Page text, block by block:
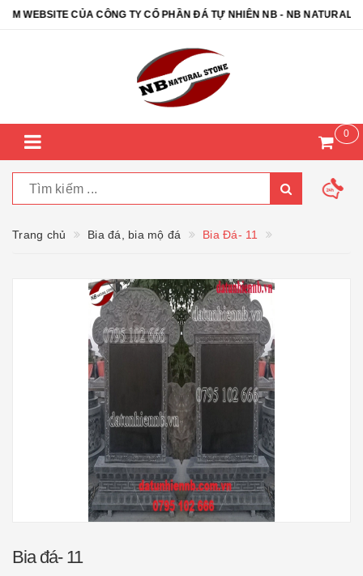
WEBSITE CỦA CÔNG TY CỔ PHẦN ĐÁ TỰ NHIÊN NB - NB NATURAL
0
Trang chủ Bia đá, bia mộ đá Bia Đá- 11
Bia đá- 11